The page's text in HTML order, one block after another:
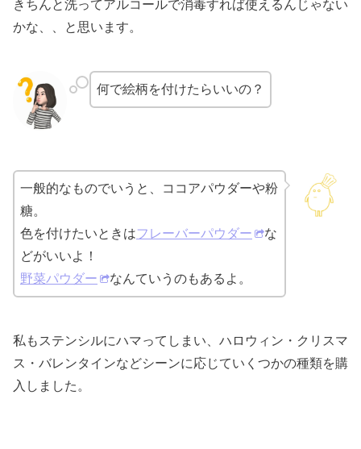
きちんと洗ってアルコールで消毒すれば使えるんじゃない
かな、、と思います。
何で絵柄を付けたらいいの？
一般的なものでいうと、ココアパウダーや粉
糖。
色を付けたいときはフレーバーパウダー
な
どがいいよ！
野菜パウダー
なんていうのもあるよ。
私もステンシルにハマってしまい、ハロウィン・クリスマ
ス・バレンタインなどシーンに応じていくつかの種類を購
入しました。